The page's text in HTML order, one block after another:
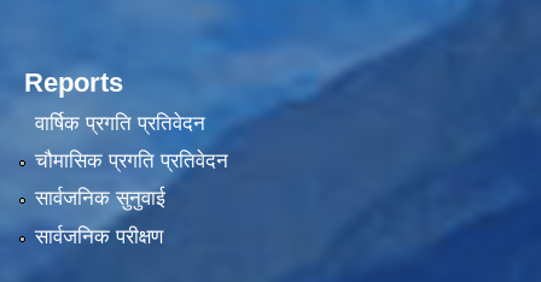
Reports
वार्षिक प्रगति प्रतिवेदन
चौमासिक प्रगति प्रतिवेदन
सार्वजनिक सुनुवाई
सार्वजनिक परीक्षण